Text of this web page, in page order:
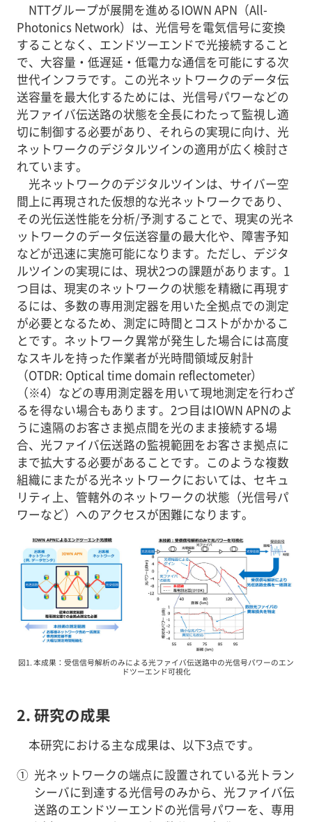
NTTグループが展開を進めるIOWN APN（All-
Photonics Network）は、光信号を電気信号に変換
することなく、エンドツーエンドで光接続すること
で、大容量・低遅延・低電力な通信を可能にする次
世代インフラです。この光ネットワークのデータ伝
送容量を最大化するためには、光信号パワーなどの
光ファイバ伝送路の状態を全長にわたって監視し適
切に制御する必要があり、それらの実現に向け、光
ネットワークのデジタルツインの適用が広く検討さ
れています。
光ネットワークのデジタルツインは、サイバー空
間上に再現された仮想的な光ネットワークであり、
その光伝送性能を分析/予測することで、現実の光ネ
ットワークのデータ伝送容量の最大化や、障害予知
などが迅速に実施可能になります。ただし、デジタ
ルツインの実現には、現状2つの課題があります。1
つ目は、現実のネットワークの状態を精緻に再現す
るには、多数の専用測定器を用いた全拠点での測定
が必要となるため、測定に時間とコストがかかるこ
とです。ネットワーク異常が発生した場合には高度
なスキルを持った作業者が光時間領域反射計
（OTDR: Optical time domain reflectometer）
（※4）などの専用測定器を用いて現地測定を行わざ
るを得ない場合もあります。2つ目はIOWN APNのよ
うに遠隔のお客さま拠点間を光のまま接続する場
合、光ファイバ伝送路の監視範囲をお客さま拠点に
まで拡大する必要があることです。このような複数
組織にまたがる光ネットワークにおいては、セキュ
リティ上、管轄外のネットワークの状態（光信号パ
ワーなど）へのアクセスが困難になります。
図1. 本成果：受信信号解析のみによる光ファイバ伝送路中の光信号パワーのエン
ドツーエンド可視化
2. 研究の成果
本研究における主な成果は、以下3点です。
① 光ネットワークの端点に設置されている光トラン
シーバに到達する光信号のみから、光ファイバ伝
送路のエンドツーエンドの光信号パワーを、専用